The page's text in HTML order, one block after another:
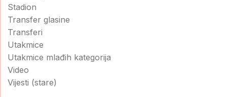
Stadion
Transfer glasine
Transferi
Utakmice
Utakmice mlađih kategorija
Video
Vijesti (stare)